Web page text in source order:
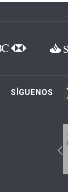
SÍGUENOS